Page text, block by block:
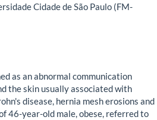
Cidade de São Paulo (FM-
as an abnormal communication
the skin usually associated with
disease, hernia mesh erosions and
46-year-old male, obese, referred to